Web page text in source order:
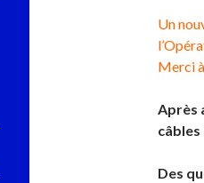
Un
Merci
Après
Des